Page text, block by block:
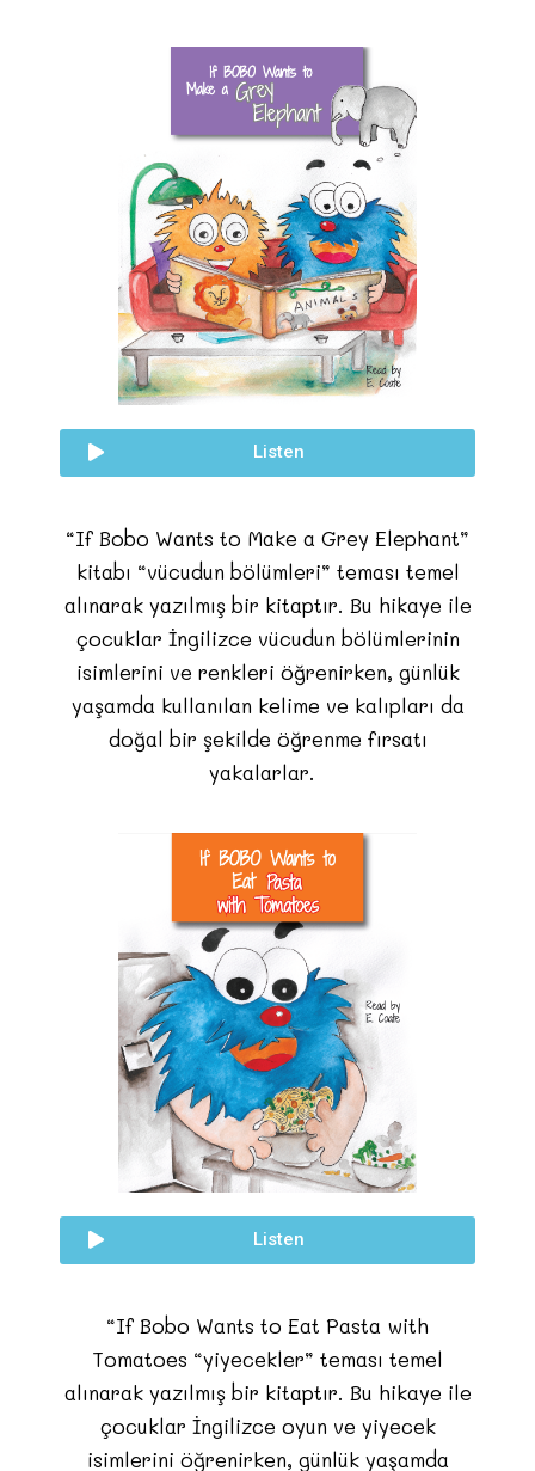
Listen
“If Bobo Wants to Make a Grey Elephant”
kitabı “vücudun bölümleri” teması temel
alınarak yazılmış bir kitaptır. Bu hikaye ile
çocuklar İngilizce vücudun bölümlerinin
isimlerini ve renkleri öğrenirken, günlük
yaşamda kullanılan kelime ve kalıpları da
doğal bir şekilde öğrenme fırsatı
yakalarlar.
Listen
“If Bobo Wants to Eat Pasta with
Tomatoes “yiyecekler” teması temel
alınarak yazılmış bir kitaptır. Bu hikaye ile
çocuklar İngilizce oyun ve yiyecek
isimlerini öğrenirken, günlük yaşamda